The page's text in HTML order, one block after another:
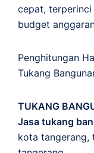
cepat, terperinci
budget
Penghitungan
Tukang
TUKANG
Jasa tukang
kota tangerang,